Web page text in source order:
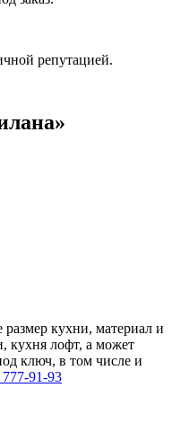
репутацией.
размер кухни, материал и
кухня лофт, а может
ключ, в том числе и
91-93